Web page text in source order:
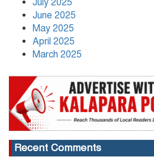
July 2025
June 2025
May 2025
April 2025
March 2025
Recent Comments